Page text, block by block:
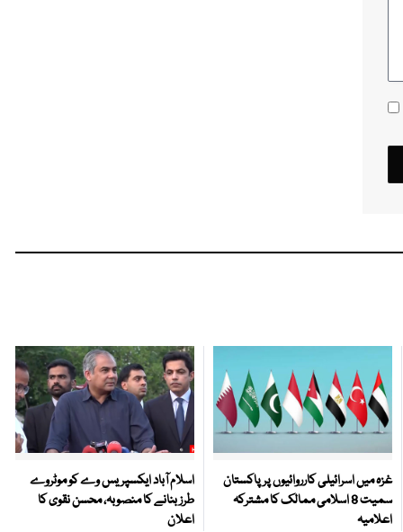
غزہ میں اسرائیلی کارروائیوں پر پاکستان
سمیت 8 اسلامی ممالک کا مشترکہ
اعلامیہ
اسلام آباد ایکسپریس وے کو موٹروے
طرز بنانے کا منصوبہ، محسن نقوی کا
اعلان